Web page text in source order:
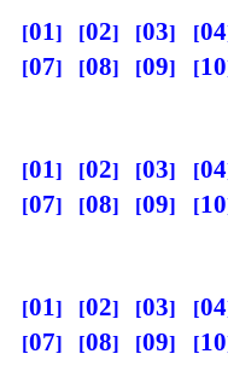
01 02 03 04
07
08 09 10
01 02 03 04
07
08 09 10
01 02 03 04
07
08 09 10